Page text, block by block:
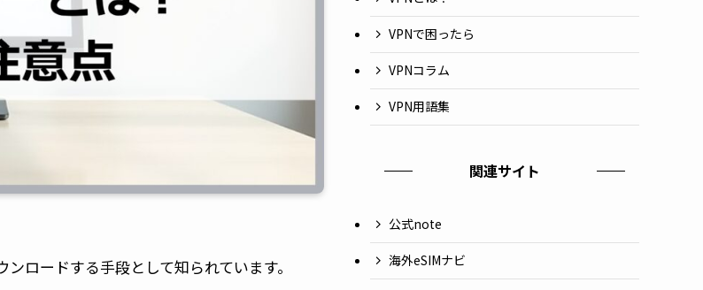
ロードする手段として知られています。
VPNで困ったら
VPNコラム
VPN用語集
関連サイト
公式note
海外eSIMナビ